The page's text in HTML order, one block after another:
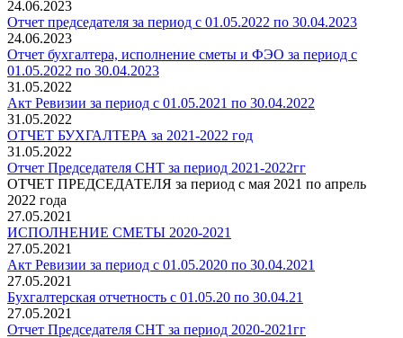
24.06.2023
Отчет председателя за период с 01.05.2022 по 30.04.2023
24.06.2023
Отчет бухгалтера, исполнение сметы и ФЭО за период с
01.05.2022 по 30.04.2023
31.05.2022
Акт Ревизии за период с 01.05.2021 по 30.04.2022
31.05.2022
ОТЧЕТ БУХГАЛТЕРА за 2021-2022 год
31.05.2022
Отчет Председателя СНТ за период 2021-2022гг
ОТЧЕТ ПРЕДСЕДАТЕЛЯ за период с мая 2021 по апрель
2022 года
27.05.2021
ИСПОЛНЕНИЕ СМЕТЫ 2020-2021
27.05.2021
Акт Ревизии за период с 01.05.2020 по 30.04.2021
27.05.2021
Бухгалтерская отчетность с 01.05.20 по 30.04.21
27.05.2021
Отчет Председателя СНТ за период 2020-2021гг